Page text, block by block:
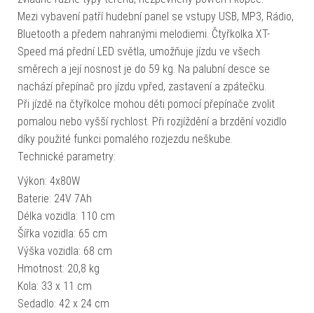
Mezi vybavení patří hudební panel se vstupy USB, MP3, Rádio,
Bluetooth a předem nahranými melodiemi. Čtyřkolka XT-
Speed má přední LED světla, umožňuje jízdu ve všech
směrech a její nosnost je do 59 kg. Na palubní desce se
nachází přepínač pro jízdu vpřed, zastavení a zpátečku.
Při jízdě na čtyřkolce mohou děti pomocí přepínače zvolit
pomalou nebo vyšší rychlost. Při rozjíždění a brzdění vozidlo
díky použité funkci pomalého rozjezdu neškube.
Technické parametry:
Výkon: 4x80W
Baterie: 24V 7Ah
Délka vozidla: 110 cm
Šířka vozidla: 65 cm
Výška vozidla: 68 cm
Hmotnost: 20,8 kg
Kola: 33 x 11 cm
Sedadlo: 42 x 24 cm